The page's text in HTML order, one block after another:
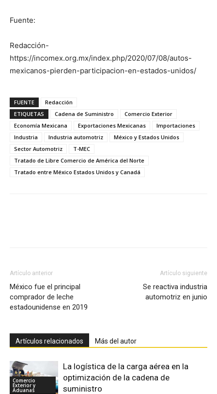
Fuente:
Redacción-
https://incomex.org.mx/index.php/2020/07/08/autos-
mexicanos-pierden-participacion-en-estados-unidos/
FUENTE
Redacción
ETIQUETAS
Cadena de Suministro
Comercio Exterior
Economía Mexicana
Exportaciones Mexicanas
Importaciones
Industria
Industria automotriz
México y Estados Unidos
Sector Automotriz
T-MEC
Tratado de Libre Comercio de América del Norte
Tratado entre México Estados Unidos y Canadá
Artículo anterior
México fue el principal
comprador de leche
estadounidense en 2019
Artículo siguiente
Se reactiva industria
automotriz en junio
Artículos relacionados Más del autor
Comercio
Exterior y
Aduanas
La logística de la carga aérea en la
optimización de la cadena de
suministro